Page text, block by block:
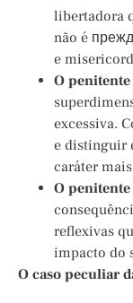
libertadora
não é
e
O
excessiva.
e distinguir
caráter
O
reflexivas
impacto do
O caso peculiar